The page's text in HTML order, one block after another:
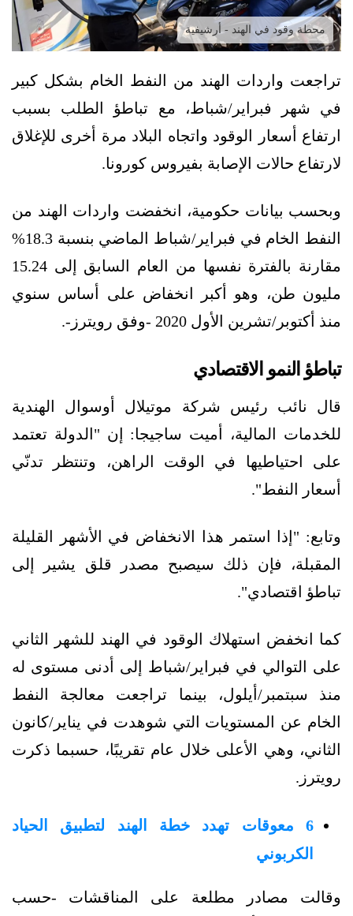
محطة وقود في الهند - أرشيفية
تراجعت واردات الهند من النفط الخام بشكل كبير
في شهر فبراير/شباط، مع تباطؤ الطلب بسبب
ارتفاع أسعار الوقود واتجاه البلاد مرة أخرى للإغلاق
لارتفاع حالات الإصابة بفيروس كورونا.
وبحسب بيانات حكومية، انخفضت واردات الهند من
النفط الخام في فبراير/شباط الماضي بنسبة 18.3%
مقارنة بالفترة نفسها من العام السابق إلى 15.24
مليون طن، وهو أكبر انخفاض على أساس سنوي
منذ أكتوبر/تشرين الأول 2020 -وفق رويترز-.
تباطؤ النمو الاقتصادي
قال نائب رئيس شركة موتيلال أوسوال الهندية
للخدمات المالية، أميت ساجيجا: إن "الدولة تعتمد
على احتياطيها في الوقت الراهن، وتنتظر تدنّي
أسعار النفط".
وتابع: "إذا استمر هذا الانخفاض في الأشهر القليلة
المقبلة، فإن ذلك سيصبح مصدر قلق يشير إلى
تباطؤ اقتصادي".
كما انخفض استهلاك الوقود في الهند للشهر الثاني
على التوالي في فبراير/شباط إلى أدنى مستوى له
منذ سبتمبر/أيلول، بينما تراجعت معالجة النفط
الخام عن المستويات التي شوهدت في يناير/كانون
الثاني، وهي الأعلى خلال عام تقريبًا، حسبما ذكرت
رويترز.
6 معوقات تهدد خطة الهند لتطبيق الحياد
الكربوني
وقالت مصادر مطلعة على المناقشات -حسب